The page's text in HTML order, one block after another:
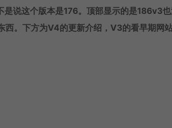
说这个版本是176。顶部显示的是186v3
。下方为V4的更新介绍，V3的看早期网